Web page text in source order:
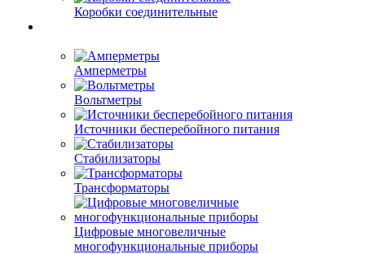
Коробки соединительные
Амперметры
Вольтметры
Источники бесперебойного питания
Стабилизаторы
Трансформаторы
Цифровые многовеличные
многофункциональные приборы